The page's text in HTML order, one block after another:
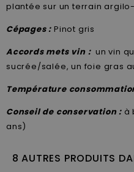
plantée sur un terrain
Cépages : Pinot gris
Accords mets vin : un vin
sucrée/salée, un foie gras
Température
Conseil de conservation : à
ans)
8 AUTRES PRODUITS